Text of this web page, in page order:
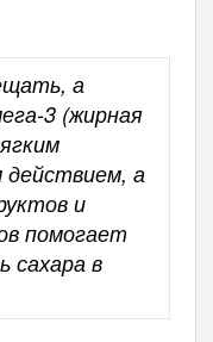
а
3 (жирная
а
и
помогает
сахара в